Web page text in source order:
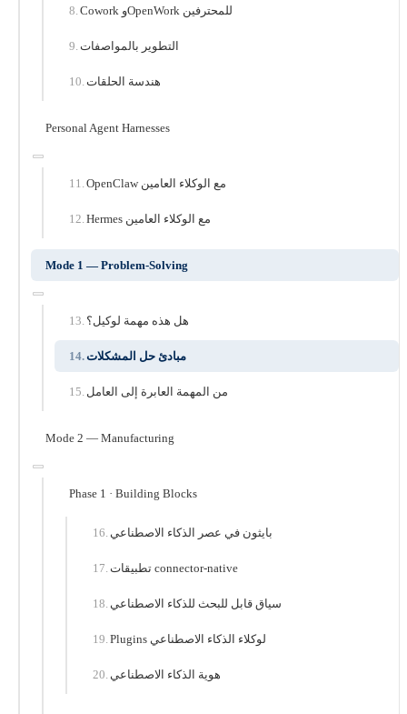
Cowork وOpenWork للمحترفين
التطوير بالمواصفات
هندسة الحلقات
Personal Agent Harnesses
OpenClaw مع الوكلاء العامين
Hermes مع الوكلاء العامين
Mode 1 — Problem-Solving
هل هذه مهمة لوكيل؟
مبادئ حل المشكلات
من المهمة العابرة إلى العامل
Mode 2 — Manufacturing
Phase 1 · Building Blocks
بايثون في عصر الذكاء الاصطناعي
تطبيقات connector-native
سياق قابل للبحث للذكاء الاصطناعي
Plugins لوكلاء الذكاء الاصطناعي
هوية الذكاء الاصطناعي